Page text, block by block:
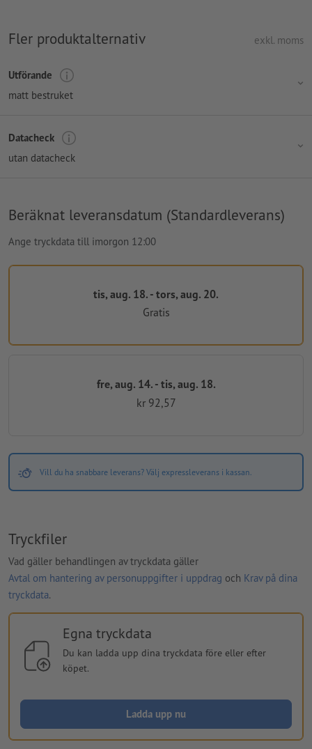
Fler produktalternativ exkl. moms
Utförande
matt bestruket
Datacheck
utan datacheck
Beräknat leveransdatum (Standardleverans)
Ange tryckdata till imorgon 12:00
tis, aug. 18. - tors, aug. 20.
Gratis
fre, aug. 14. - tis, aug. 18.
kr 92,57
Vill du ha snabbare leverans? Välj expressleverans i kassan.
Tryckfiler
Vad gäller behandlingen av tryckdata gäller
Avtal om hantering av personuppgifter i uppdrag och Krav på dina
tryckdata.
Egna tryckdata
Du kan ladda upp dina tryckdata före eller efter
köpet.
Ladda upp nu